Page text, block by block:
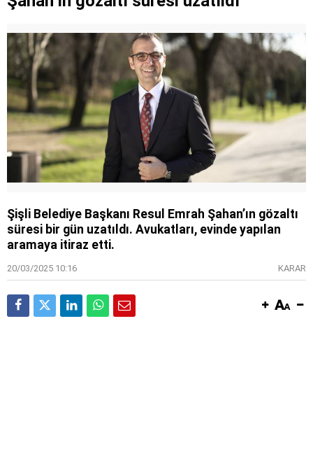
Şişli Belediye Başkanı Resul Emrah Şahan’ın gözaltı
süresi bir gün uzatıldı. Avukatları, evinde yapılan
aramaya itiraz etti.
20/03/2025 10:16 KARAR